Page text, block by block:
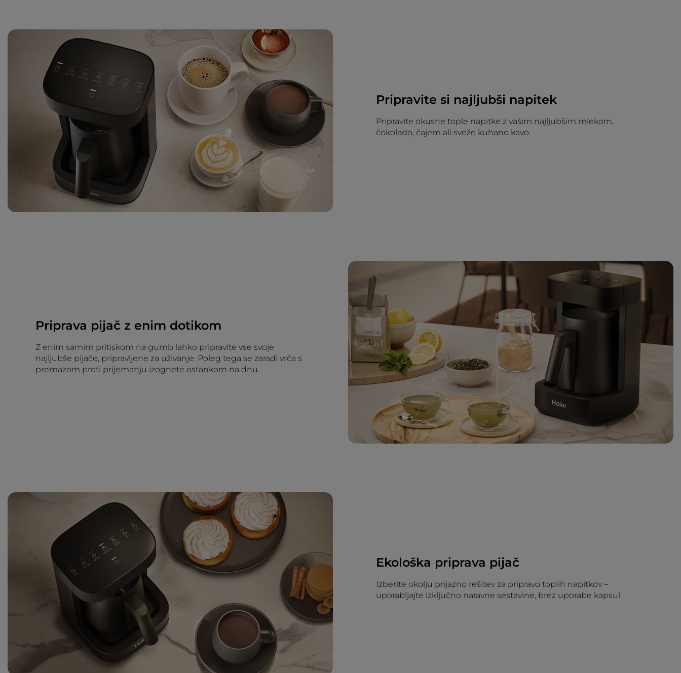
Pripravite si najljubši napitek
Pripravite okusne tople napitke z vašim najljubšim mlekom,
čokolado, čajem ali sveže kuhano kavo.
Priprava pijač z enim dotikom
Z enim samim pritiskom na gumb lahko pripravite vse svoje
najljubše pijače, pripravljene za uživanje. Poleg tega se zaradi vrča s
premazom proti prijemanju izognete ostankom na dnu.
Ekološka priprava pijač
Izberite okolju prijazno rešitev za pripravo toplih napitkov –
uporabljajte izključno naravne sestavine, brez uporabe kapsul.